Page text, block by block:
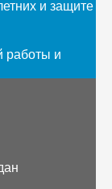
и защите
работы и